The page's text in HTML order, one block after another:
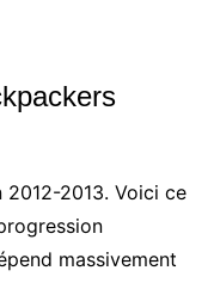
2012-2013. Voici ce
massivement